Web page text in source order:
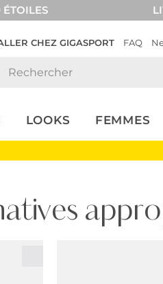
CHEZ GIGASPORT FAQ
LOOKS FEMMES